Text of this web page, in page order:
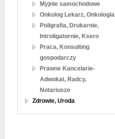
Myjnie samochodowe
Onkolog Lekarz, Onkologia
Poligrafia, Drukarnie,
Introligatornie, Ksero
Praca, Konsulting
gospodarczy
Prawne Kancelarie-
Adwokat, Radcy,
Notariusze
Zdrowie, Uroda